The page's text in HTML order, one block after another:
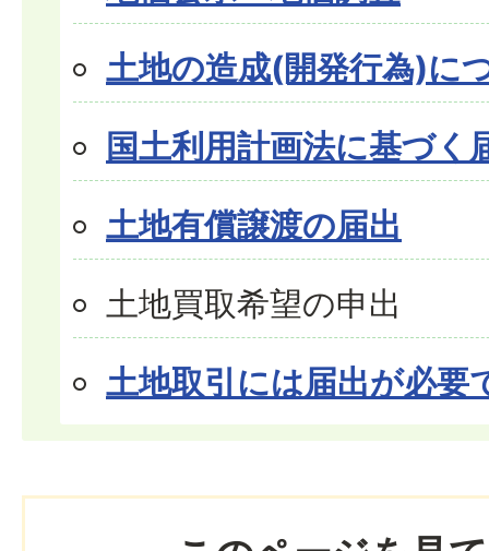
土地の造成(開発行為)に
国土利用計画法に基づく
土地有償譲渡の届出
土地買取希望の申出
土地取引には届出が必要